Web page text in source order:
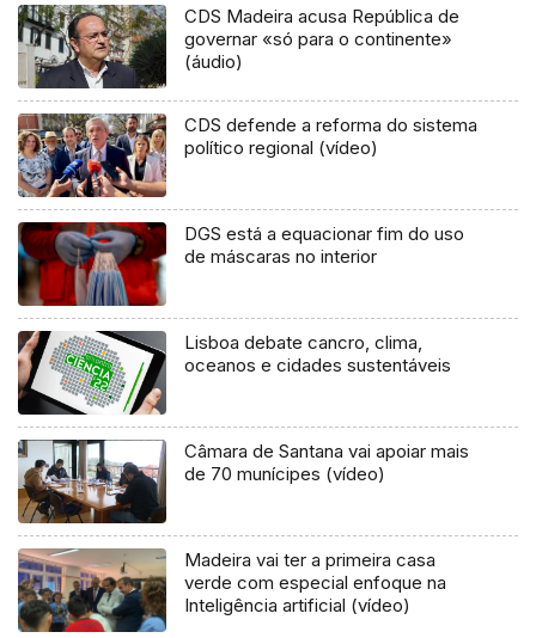
CDS Madeira acusa República de
governar «só para o continente»
(áudio)
CDS defende a reforma do sistema
político regional (vídeo)
DGS está a equacionar fim do uso
de máscaras no interior
Lisboa debate cancro, clima,
oceanos e cidades sustentáveis
Câmara de Santana vai apoiar mais
de 70 munícipes (vídeo)
Madeira vai ter a primeira casa
verde com especial enfoque na
Inteligência artificial (vídeo)